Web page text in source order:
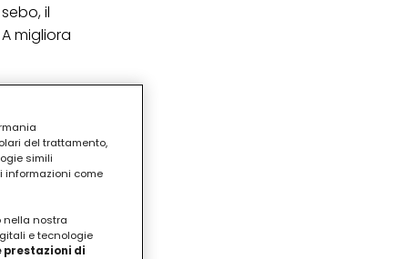
il
migliora
del trattamento,
simili
informazioni come
nella nostra
e tecnologie
prestazioni di